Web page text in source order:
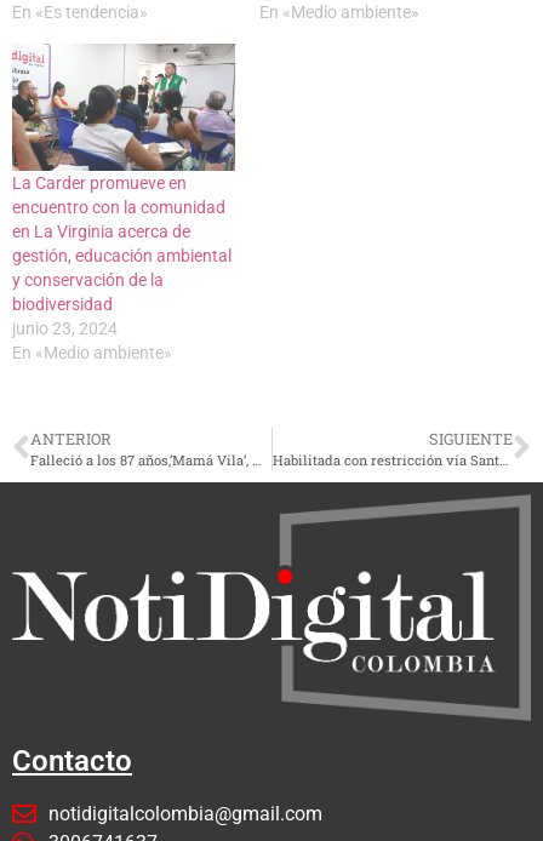
En «Es tendencia»
En «Medio ambiente»
La Carder promueve en
encuentro con la comunidad
en La Virginia acerca de
gestión, educación ambiental
y conservación de la
biodiversidad
junio 23, 2024
En «Medio ambiente»
ANTERIOR SIGUIENTE
Habilitada con restricción vía Santa Cecilia- Pueblo Rico en Risaralda
Contacto
notidigitalcolombia@gmail.com